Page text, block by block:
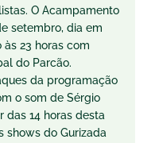
O Acampamento
setembro, dia em
23 horas com
do Parcão.
da programação
o som de Sérgio
das 14 horas desta
shows do Gurizada